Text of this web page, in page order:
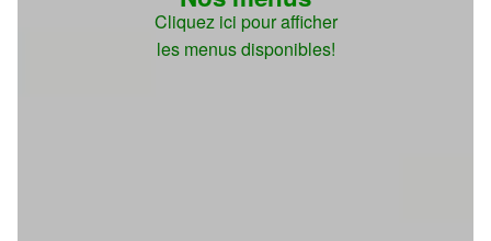
Cliquez ici pour afficher
les menus disponibles!